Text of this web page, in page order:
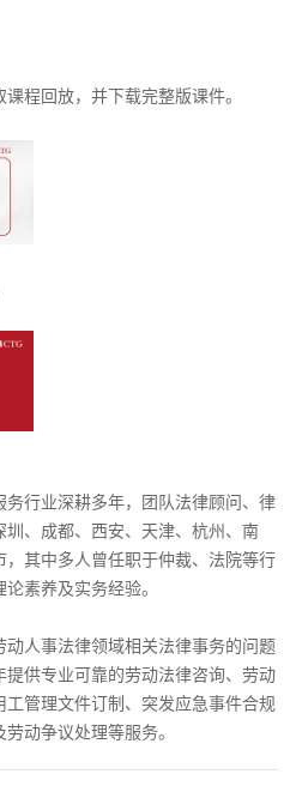
程回放，并下载完整版课件。
务行业深耕多年，团队法律顾问、律
、成都、西安、天津、杭州、南
，其中多人曾任职于仲裁、法院等行
素养及实务经验。
动人事法律领域相关法律事务的问题
供专业可靠的劳动法律咨询、劳动
管理文件订制、突发应急事件合规
动争议处理等服务。